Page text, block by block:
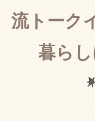
流トーク
暮ら